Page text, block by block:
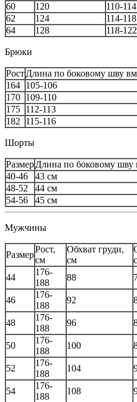
60
120 110-114
62
124 114-118
64
128 118-122
Брюки
РостДлина по боковому шву
164 105-106
170 109-110
175 112-113
182
115-116
Шорты
РазмерДлина по боковому шву
40-46
43 см
48-52
44 см
54-56
45 см
Мужчины
Размер
Рост,
см
Обхват груди,
см
44
176-
188
88
46
176-
188
92
48
176-
188
96
50
176-
188
100
52
176-
188
104
54
176-
188
108